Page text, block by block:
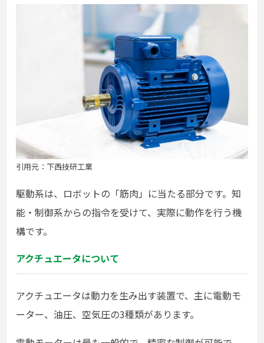
引用元：下西技研工業
駆動系は、ロボットの「筋肉」に当たる部分です。知
能・制御系からの指令を受けて、実際に動作を行う機
構です。
アクチュエータについて
アクチュエータは動力を生み出す装置で、主に電動モ
ーター、油圧、空気圧の3種類があります。